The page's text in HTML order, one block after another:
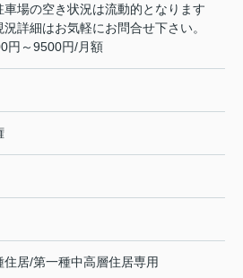
車場の空き状況は流動的となります
況詳細はお気軽にお問合せ下さい。
円～9500円/月額
住居/第一種中高層住居専用